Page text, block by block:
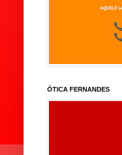
ÓTICA FERNANDES